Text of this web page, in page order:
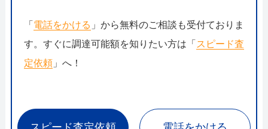
「 電話をかける 」から無料のご相談も受付ておりま
す。すぐに調達可能額を知りたい方は「 スピード査
定依頼」へ！